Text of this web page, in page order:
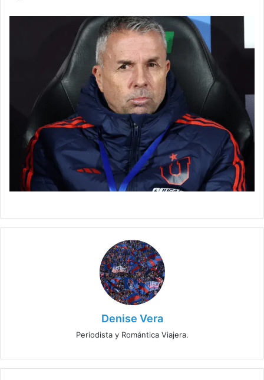
Denise Vera
Periodista y Romántica Viajera.